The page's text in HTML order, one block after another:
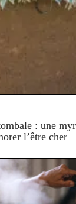
: une
l’être cher